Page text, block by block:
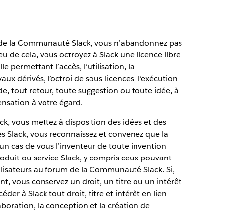
la Communauté Slack, vous n’abandonnez pas
de cela, vous octroyez à Slack une licence libre
permettant l’accès, l’utilisation, la
dérivés, l’octroi de sous-licences, l’exécution
tout retour, toute suggestion ou toute idée, à
à votre égard.
vous mettez à disposition des idées et des
vous reconnaissez et convenez que la
cas de vous l’inventeur de toute invention
ou service Slack, y compris ceux pouvant
au forum de la Communauté Slack. Si,
vous conservez un droit, un titre ou un intérêt
à Slack tout droit, titre et intérêt en lien
la conception et la création de